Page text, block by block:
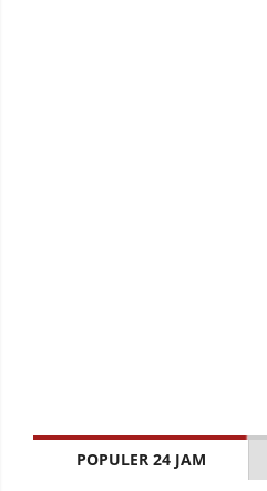
POPULER 24 JAM